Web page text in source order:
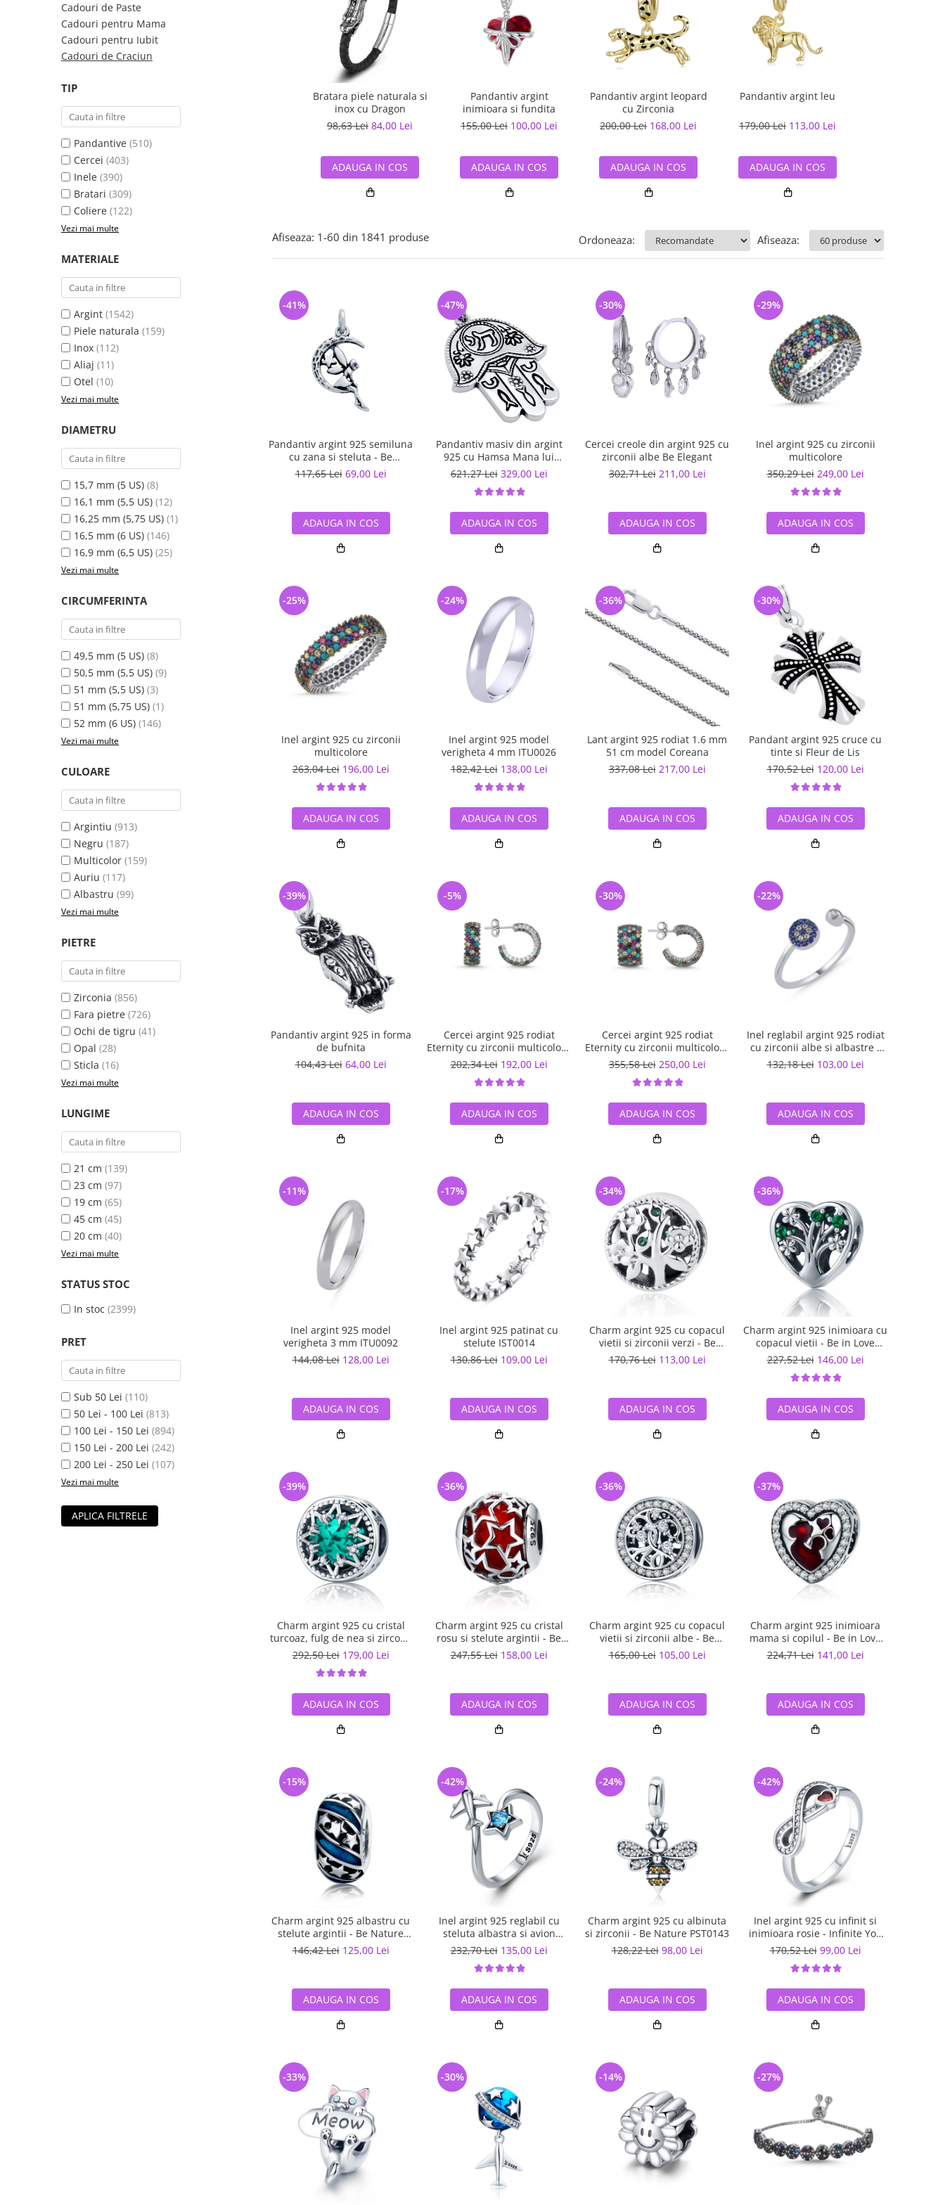
semipretioase
Bijuterii argint placat cu aur
Bijuterii argint cu diverse
Bijuterii argint cu murano
Bijuterii de Lux
Bijuterii gotice si rock
Bijuterii Handmade
Bijuterii fantezie
Casete si cutii de bijuterii
Bijuterii tungsten
Accesorii Piele
Solutii si lavete de curatare
bijuterii argint
Cadouri de Paste
Cadouri pentru Mama
Cadouri pentru Iubit
Cadouri de Craciun
TIP
Pandantive (510)
Cercei (403)
Inele (390)
Bratari (309)
Coliere (122)
Vezi mai multe
MATERIALE
Argint (1542)
Piele naturala (159)
Inox (112)
Aliaj (11)
Otel (10)
Vezi mai multe
DIAMETRU
15,7 mm (5 US) (8)
16,1 mm (5,5 US) (12)
16,25 mm (5,75 US) (1)
16,5 mm (6 US) (146)
16,9 mm (6,5 US) (25)
Vezi mai multe
CIRCUMFERINTA
49,5 mm (5 US) (8)
50,5 mm (5,5 US) (9)
51 mm (5,5 US) (3)
51 mm (5,75 US) (1)
52 mm (6 US) (146)
Vezi mai multe
CULOARE
Argintiu (913)
Negru (187)
Multicolor (159)
Auriu (117)
Albastru (99)
Vezi mai multe
PIETRE
Zirconia (856)
Fara pietre (726)
Ochi de tigru (41)
Opal (28)
Sticla (16)
Vezi mai multe
LUNGIME
21 cm (139)
23 cm (97)
19 cm (65)
45 cm (45)
20 cm (40)
Vezi mai multe
STATUS STOC
In stoc (2399)
PRET
Sub 50 Lei (110)
50 Lei - 100 Lei (813)
100 Lei - 150 Lei (894)
150 Lei - 200 Lei (242)
200 Lei - 250 Lei (107)
Vezi mai multe
APLICA FILTRELE
Bratara piele naturala si
inox cu Dragon
98,63 Lei 84,00 Lei
ADAUGA IN COS
Pandantiv argint
inimioara si fundita
155,00 Lei 100,00 Lei
ADAUGA IN COS
Pandantiv argint leopard
cu Zirconia
200,00 Lei 168,00 Lei
ADAUGA IN COS
Pandantiv argint leu
179,00 Lei 113,00 Lei
ADAUGA IN COS
Afiseaza: 1-60 din 1841 produse Afiseaza:
Ordoneaza:
Pandantiv argint 925 semiluna
cu zana si steluta - Be
Fantastic PSX0560
117,65 Lei 69,00 Lei
-41%
ADAUGA IN COS
Pandantiv masiv din argint
925 cu Hamsa Mana lui
Fatima
621,27 Lei 329,00 Lei
-47%
ADAUGA IN COS
Cercei creole din argint 925 cu
zirconii albe Be Elegant
302,71 Lei 211,00 Lei
-30%
ADAUGA IN COS
Inel argint 925 cu zirconii
multicolore
350,29 Lei 249,00 Lei
-29%
ADAUGA IN COS
Inel argint 925 cu zirconii
multicolore
263,04 Lei 196,00 Lei
-25%
ADAUGA IN COS
Inel argint 925 model
verigheta 4 mm ITU0026
182,42 Lei 138,00 Lei
-24%
ADAUGA IN COS
Lant argint 925 rodiat 1.6 mm
51 cm model Coreana
337,08 Lei 217,00 Lei
-36%
ADAUGA IN COS
Pandant argint 925 cruce cu
tinte si Fleur de Lis
170,52 Lei 120,00 Lei
-30%
ADAUGA IN COS
Pandantiv argint 925 in forma
de bufnita
104,43 Lei 64,00 Lei
-39%
ADAUGA IN COS
Cercei argint 925 rodiat
Eternity cu zirconii multicolore
ETU0028
202,34 Lei 192,00 Lei
-5%
ADAUGA IN COS
Cercei argint 925 rodiat
Eternity cu zirconii multicolore
ETU0036
355,58 Lei 250,00 Lei
-30%
ADAUGA IN COS
Inel reglabil argint 925 rodiat
cu zirconii albe si albastre -
Be Elegant ITU0109
132,18 Lei 103,00 Lei
-22%
ADAUGA IN COS
Inel argint 925 model
verigheta 3 mm ITU0092
144,08 Lei 128,00 Lei
-11%
ADAUGA IN COS
Inel argint 925 patinat cu
stelute IST0014
130,86 Lei 109,00 Lei
-17%
ADAUGA IN COS
Charm argint 925 cu copacul
vietii si zirconii verzi - Be
Nature PST0059
170,76 Lei 113,00 Lei
-34%
ADAUGA IN COS
Charm argint 925 inimioara cu
copacul vietii - Be in Love
PST0105
227,52 Lei 146,00 Lei
-36%
ADAUGA IN COS
Charm argint 925 cu cristal
turcoaz, fulg de nea si zirconii
albe - Be Nature PST0110
292,50 Lei 179,00 Lei
-39%
ADAUGA IN COS
Charm argint 925 cu cristal
rosu si stelute argintii - Be
Nature PST0115
247,55 Lei 158,00 Lei
-36%
ADAUGA IN COS
Charm argint 925 cu copacul
vietii si zirconii albe - Be
Nature PST0120
165,00 Lei 105,00 Lei
-36%
ADAUGA IN COS
Charm argint 925 inimioara
mama si copilul - Be in Love
PST0122
224,71 Lei 141,00 Lei
-37%
ADAUGA IN COS
Charm argint 925 albastru cu
stelute argintii - Be Nature
PST0123
146,42 Lei 125,00 Lei
-15%
ADAUGA IN COS
Inel argint 925 reglabil cu
steluta albastra si avion
argintiu - Be Nature IST0047
232,70 Lei 135,00 Lei
-42%
ADAUGA IN COS
Charm argint 925 cu albinuta
si zirconii - Be Nature PST0143
128,22 Lei 98,00 Lei
-24%
ADAUGA IN COS
Inel argint 925 cu infinit si
inimioara rosie - Infinite You
IST0062
170,52 Lei 99,00 Lei
-42%
ADAUGA IN COS
-33% -30% -14% -27%